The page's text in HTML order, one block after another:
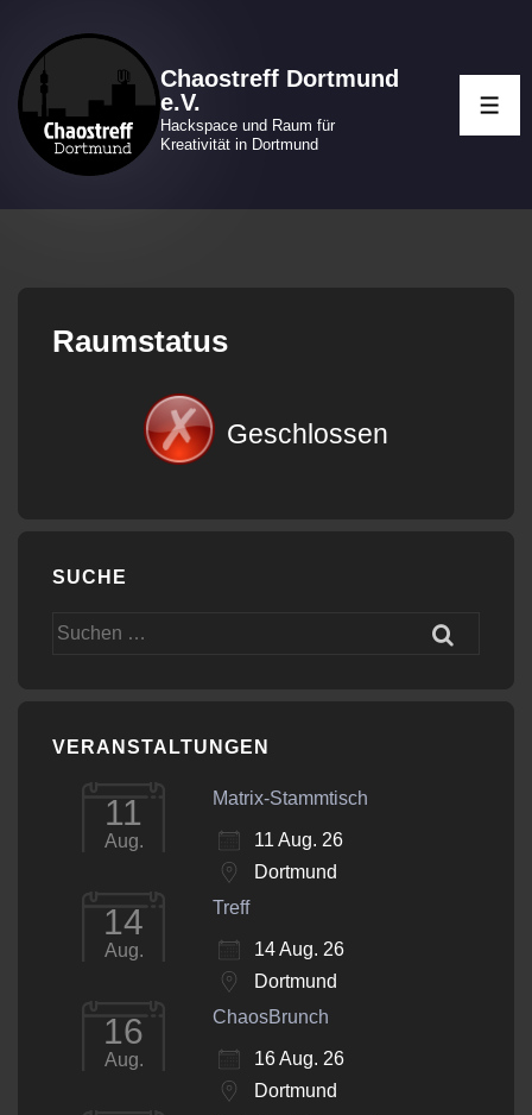
Inhalt
Chaostreff Dortmund
e.V.
Hackspace und Raum für
Kreativität in Dortmund
Raumstatus
Geschlossen
SUCHE
Suchen
VERANSTALTUNGEN
11
Aug.
Matrix-Stammtisch
11 Aug. 26
Dortmund
14
Aug.
Treff
14 Aug. 26
Dortmund
16
Aug.
ChaosBrunch
16 Aug. 26
Dortmund